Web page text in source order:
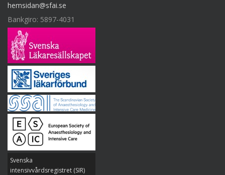
hemsidan@sfai.se
Bankgiro: 5897-4031
Svenska
intensivvårdsregistret (SIR)